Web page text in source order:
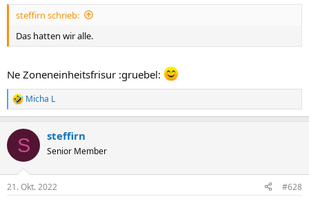
steffirn schrieb:
Das hatten wir alle.
Ne Zoneneinheitsfrisur :gruebel:
R
e
k
i
e
Micha L
S steffirn
Senior Member
21. Okt. 2022 #628